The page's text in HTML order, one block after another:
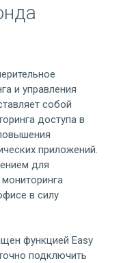
и управления
собой
доступа в
приложений.
для
в силу
функцией Easy
подключить